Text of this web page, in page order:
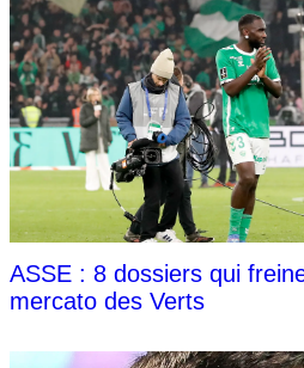
ASSE : 8 dossiers qui
mercato des Verts